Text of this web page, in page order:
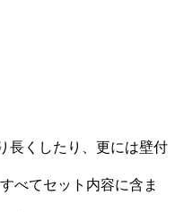
長くしたり、更には壁付
べてセット内容に含ま